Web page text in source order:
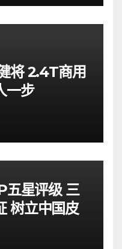
将 2.4T商用
一步
五星评级 三
树立中国皮